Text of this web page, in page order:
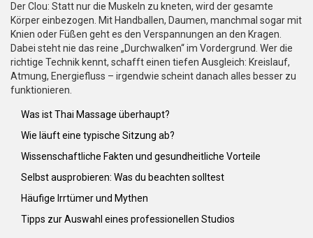
Der Clou: Statt nur die Muskeln zu kneten, wird der gesamte
Körper einbezogen. Mit Handballen, Daumen, manchmal sogar mit
Knien oder Füßen geht es den Verspannungen an den Kragen.
Dabei steht nie das reine „Durchwalken“ im Vordergrund. Wer die
richtige Technik kennt, schafft einen tiefen Ausgleich: Kreislauf,
Atmung, Energiefluss – irgendwie scheint danach alles besser zu
funktionieren.
Was ist Thai Massage überhaupt?
Wie läuft eine typische Sitzung ab?
Wissenschaftliche Fakten und gesundheitliche Vorteile
Selbst ausprobieren: Was du beachten solltest
Häufige Irrtümer und Mythen
Tipps zur Auswahl eines professionellen Studios